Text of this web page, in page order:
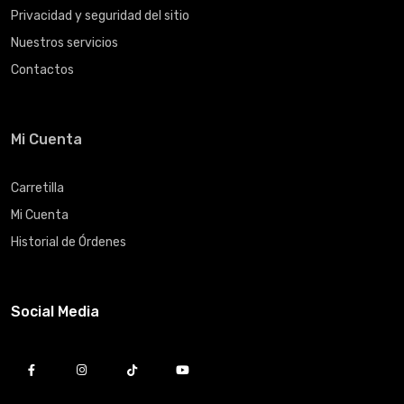
Privacidad y seguridad del sitio
Nuestros servicios
Contactos
Mi Cuenta
Carretilla
Mi Cuenta
Historial de Órdenes
Social Media